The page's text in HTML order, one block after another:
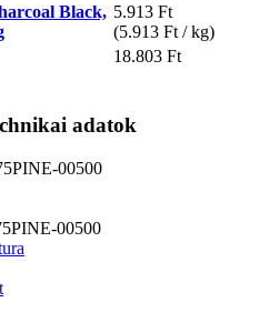
Black, 5.913 Ft
(5.913 Ft / kg)
18.803 Ft
adatok
00500
00500